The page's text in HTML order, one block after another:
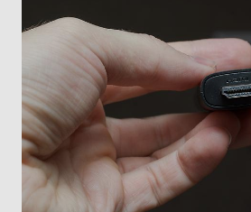
Una volta effettuato il collegamento
presa SCART, bisogna collegare il
decoder e, se necessario, all’apposita
occorre collegare il decoder e il
elettrica. A questo punto, non resta
dispositivi per poi procedere con la
canali.
Come collegare il
senza presa SCART